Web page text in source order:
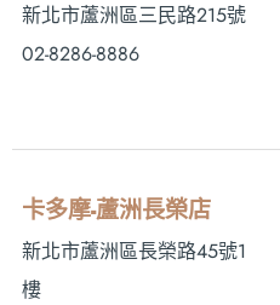
新北市蘆洲區三民路215號
02-8286-8886
卡多摩-蘆洲長榮店
新北市蘆洲區長榮路45號1
樓